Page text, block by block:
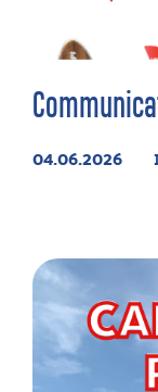
04.06.2026